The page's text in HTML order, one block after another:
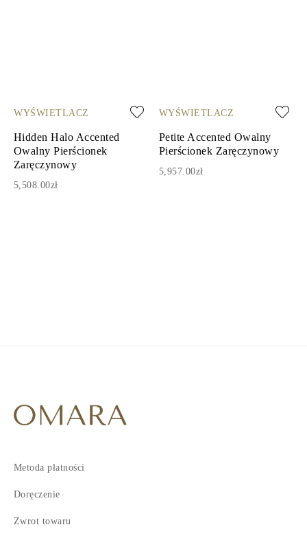
WYŚWIETLACZ
Hidden Halo Accented
Owalny Pierścionek
Zaręczynowy
5,508.00zł
WYŚWIETLACZ
Petite Accented Owalny
Pierścionek Zaręczynowy
5,957.00zł
Metoda płatności
Doręczenie
Zwrot towaru